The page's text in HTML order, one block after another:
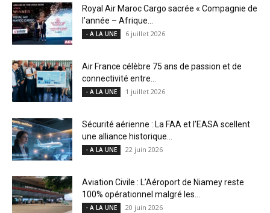
Royal Air Maroc Cargo sacrée « Compagnie de
l’année – Afrique...
- A LA UNE 6 juillet 2026
Air France célèbre 75 ans de passion et de
connectivité entre...
- A LA UNE 1 juillet 2026
Sécurité aérienne : La FAA et l’EASA scellent
une alliance historique...
- A LA UNE 22 juin 2026
Aviation Civile : L’Aéroport de Niamey reste
100% opérationnel malgré les...
- A LA UNE 20 juin 2026